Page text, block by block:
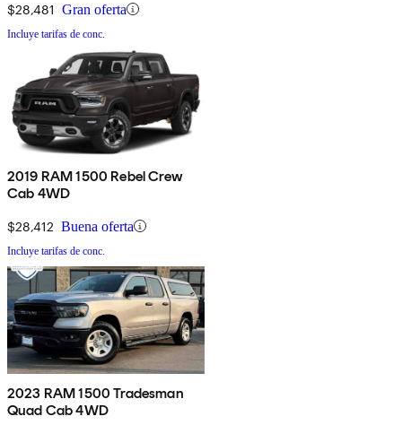
$28,481 Gran oferta
Incluye tarifas de conc.
2019 RAM 1500 Rebel Crew
Cab 4WD
$28,412 Buena oferta
Incluye tarifas de conc.
2023 RAM 1500 Tradesman
Quad Cab 4WD